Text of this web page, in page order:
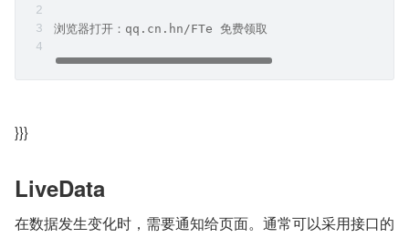
浏览器打开：qq.cn.hn/FTe 免费领取
}}}
LiveData
在数据发生变化时，需要通知给页面。通常可以采用接口的